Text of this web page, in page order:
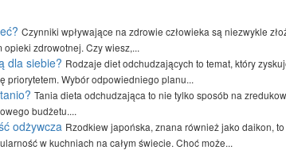
Czynniki wpływające na zdrowie człowieka są niezwykle
opieki zdrowotnej. Czy wiesz,...
dla siebie? Rodzaje diet odchudzających to temat, który
priorytetem. Wybór odpowiedniego planu...
Tania dieta odchudzająca to nie tylko sposób na
budżetu....
odżywcza Rzodkiew japońska, znana również jako daikon,
w kuchniach na całym świecie. Choć może...